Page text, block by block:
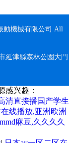
動機械有限公司 All
延津縣森林公園大門
感兴趣：
清直接播国产学生
线播放,亚洲欧洲
麻豆,久久久久